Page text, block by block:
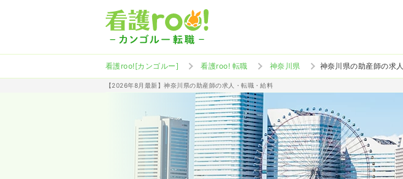
看護roo![カンゴルー] 看護roo! 転職 神奈川県 神奈川県の助産師の求人
【2026年8月最新】神奈川県の助産師の求人・転職・給料